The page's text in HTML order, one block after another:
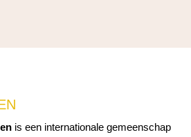
is een internationale gemeenschap